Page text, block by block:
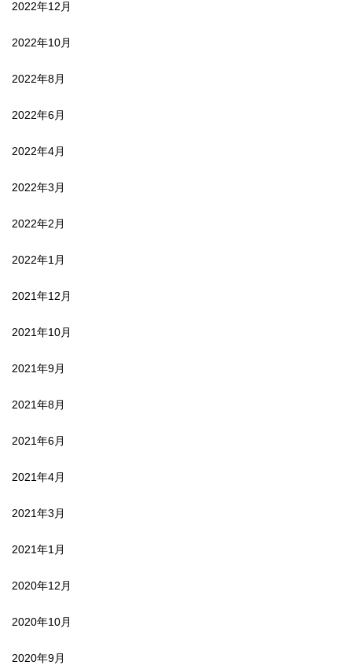
2022年12月
2022年10月
2022年8月
2022年6月
2022年4月
2022年3月
2022年2月
2022年1月
2021年12月
2021年10月
2021年9月
2021年8月
2021年6月
2021年4月
2021年3月
2021年1月
2020年12月
2020年10月
2020年9月